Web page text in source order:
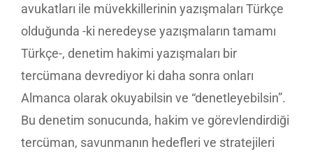
avukatları ile müvekkillerinin yazışmaları Türkçe
olduğunda -ki neredeyse yazışmaların tamamı
Türkçe-, denetim hakimi yazışmaları bir
tercümana devrediyor ki daha sonra onları
Almanca olarak okuyabilsin ve “denetleyebilsin”.
Bu denetim sonucunda, hakim ve görevlendirdiği
tercüman, savunmanın hedefleri ve stratejileri